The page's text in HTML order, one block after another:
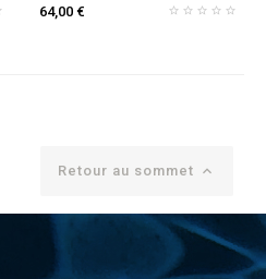
64,00 €
Retour au sommet 